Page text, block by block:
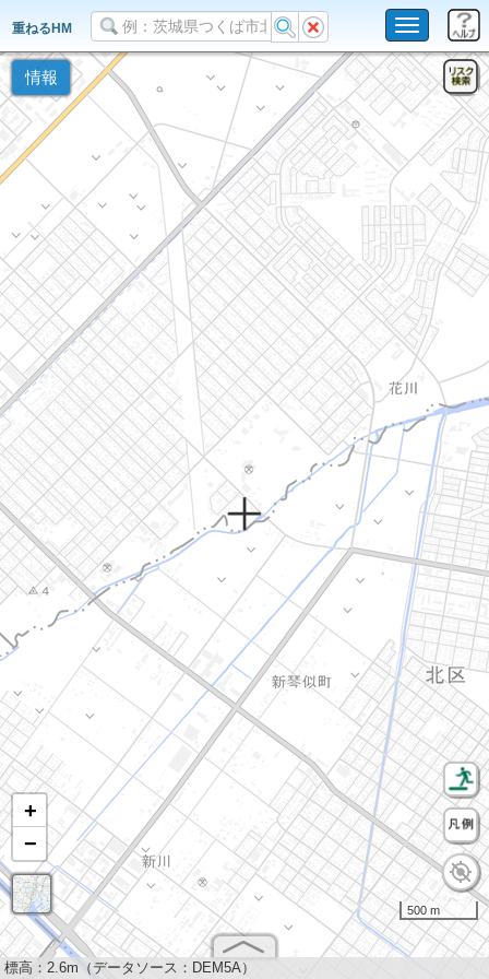
Toggle
navigation
重ねるHM
情報
+
−
500 m
標高： 2.6m（データソース：DEM5A）